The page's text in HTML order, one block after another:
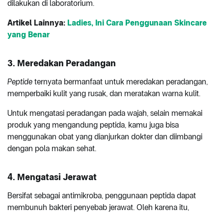
dilakukan di laboratorium.
Artikel Lainnya: Ladies, Ini Cara Penggunaan Skincare
yang Benar
3. Meredakan Peradangan
Peptide ternyata bermanfaat untuk meredakan peradangan,
memperbaiki kulit yang rusak, dan meratakan warna kulit.
Untuk mengatasi peradangan pada wajah, selain memakai
produk yang mengandung peptida, kamu juga bisa
menggunakan obat yang dianjurkan dokter dan diimbangi
dengan pola makan sehat.
4. Mengatasi Jerawat
Bersifat sebagai antimikroba, penggunaan peptida dapat
membunuh bakteri penyebab jerawat. Oleh karena itu,